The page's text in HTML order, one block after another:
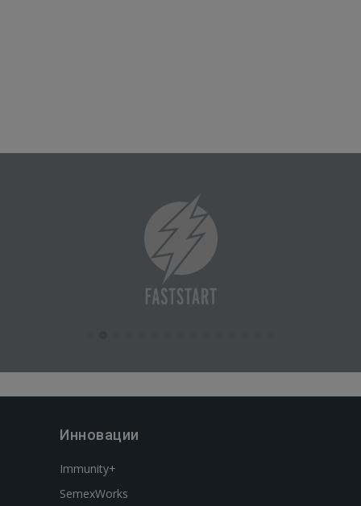
Инновации
Immunity+
SemexWorks